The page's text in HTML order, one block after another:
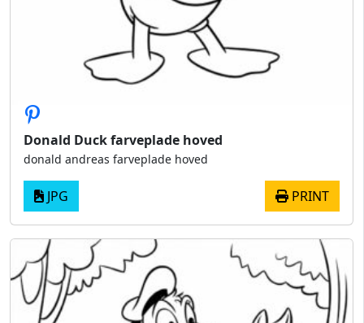
Donald Duck farveplade hoved
donald andreas farveplade hoved
JPG PRINT